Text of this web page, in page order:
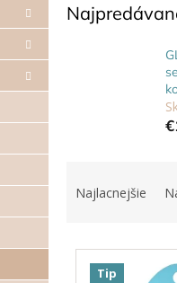
n
Najlacnejšie
V
Tip